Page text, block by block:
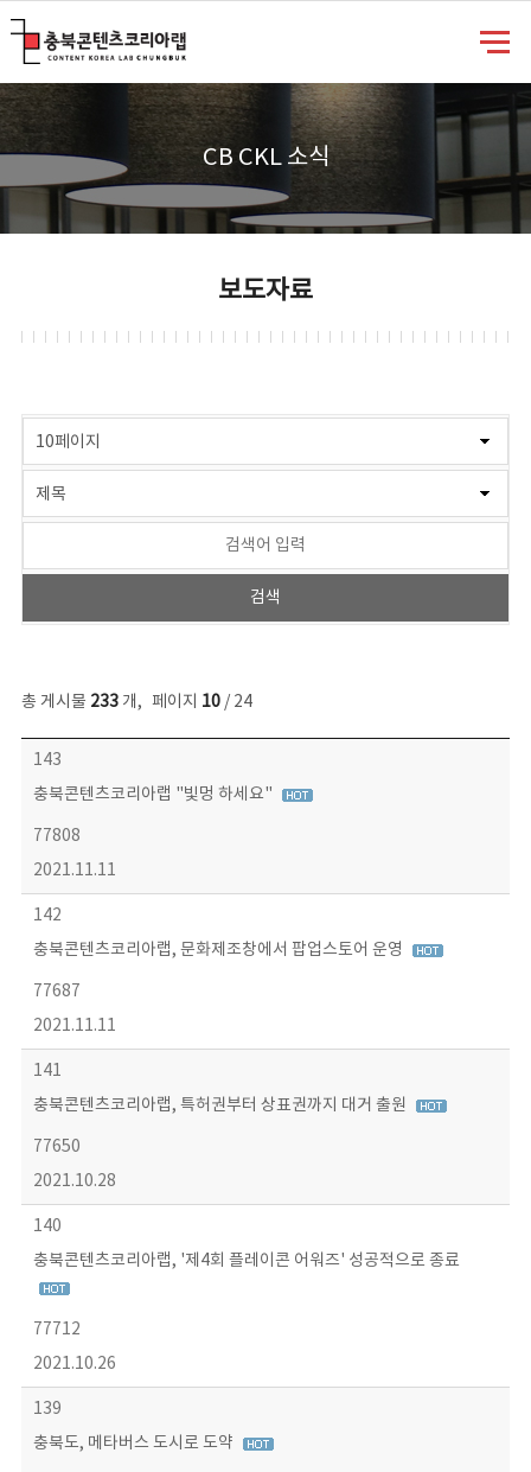
CB CKL 소식
보도자료
총 게시물 233개, 페이지 10/ 24
보도자료 목록 - 번호, 제목, 작성자, 파일, 조회수, 작성일 정보 제공
143
충북콘텐츠코리아랩 "빛멍 하세요"
77808
2021.11.11
142
충북콘텐츠코리아랩, 문화제조창에서 팝업스토어 운영
77687
2021.11.11
141
충북콘텐츠코리아랩, 특허권부터 상표권까지 대거 출원
77650
2021.10.28
140
충북콘텐츠코리아랩, '제4회 플레이콘 어워즈' 성공적으로 종료
77712
2021.10.26
139
충북도, 메타버스 도시로 도약